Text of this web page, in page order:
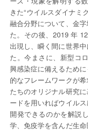
きた“ウイルスダイナミ
融合分野について、金
た。その後、2019 年
出現し、瞬く間に世界
た。今まさに、新型コ
興感染症に備えるため
的なフレームワークが
たちのオリジナル研究
ードを用いればウイル
開発できるのかを解説
学、免疫学を含んだ生